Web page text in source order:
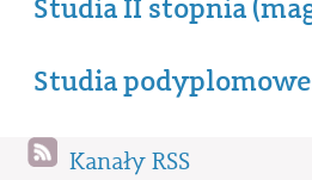
Studia II stopnia
Studia podyplomowe
Kanały RSS